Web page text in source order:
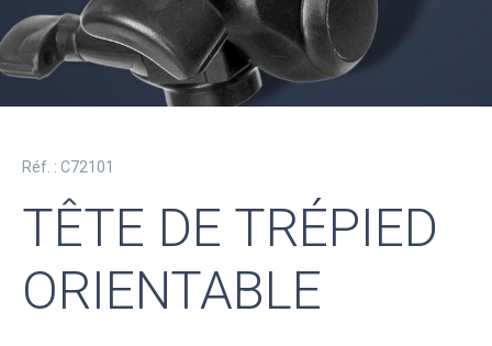
Réf. : C72101
TÊTE DE TRÉPIED
ORIENTABLE